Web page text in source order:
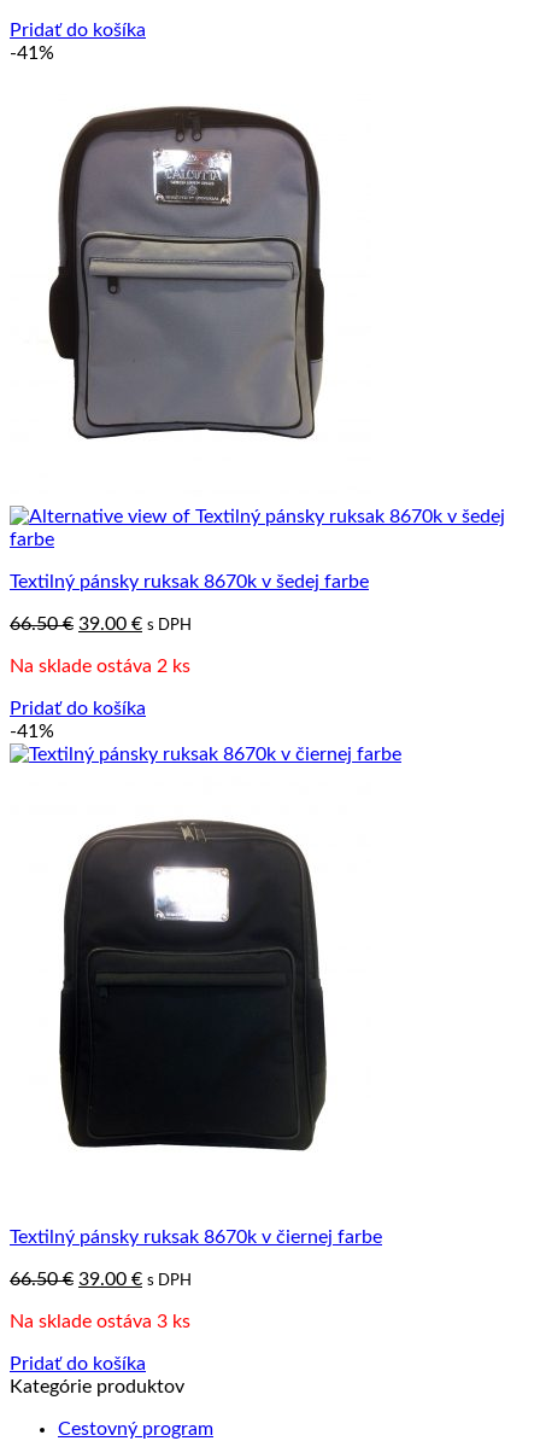
Pridať do košíka
-41%
Textilný pánsky ruksak 8670k v šedej farbe
66.50€ Pôvodná
bola:
39.00 €Aktuálna
je:
s DPH
Na sklade ostáva 2 ks
Pridať do košíka
-41%
Textilný pánsky ruksak 8670k v čiernej farbe
66.50€ Pôvodná
bola:
39.00 €Aktuálna
je:
s DPH
Na sklade ostáva 3 ks
Pridať do košíka
Kategórie produktov
Cestovný program